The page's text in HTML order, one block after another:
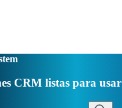
CRM listas para usar